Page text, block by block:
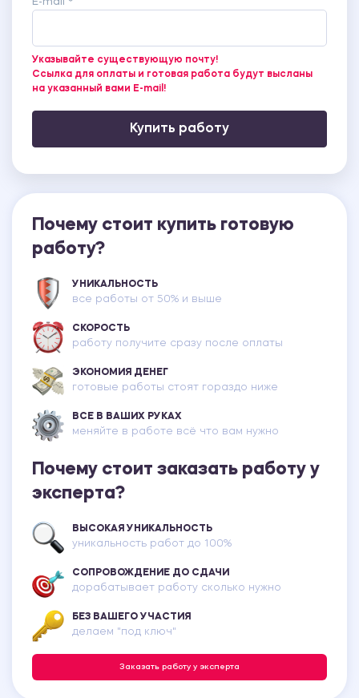
E-mail *
Указывайте существующую почту!
Ссылка для оплаты и готовая работа будут высланы
на указанный вами E-mail!
Купить работу
Почему стоит купить готовую
работу?
УНИКАЛЬНОСТЬ
все работы от 50% и выше
СКОРОСТЬ
работу получите сразу после оплаты
ЭКОНОМИЯ ДЕНЕГ
готовые работы стоят гораздо ниже
ВСЕ В ВАШИХ РУКАХ
меняйте в работе всё что вам нужно
Почему стоит заказать работу у
эксперта?
ВЫСОКАЯ УНИКАЛЬНОСТЬ
уникальность работ до 100%
СОПРОВОЖДЕНИЕ ДО СДАЧИ
дорабатывает работу сколько нужно
БЕЗ ВАШЕГО УЧАСТИЯ
делаем "под ключ"
Заказать работу у эксперта